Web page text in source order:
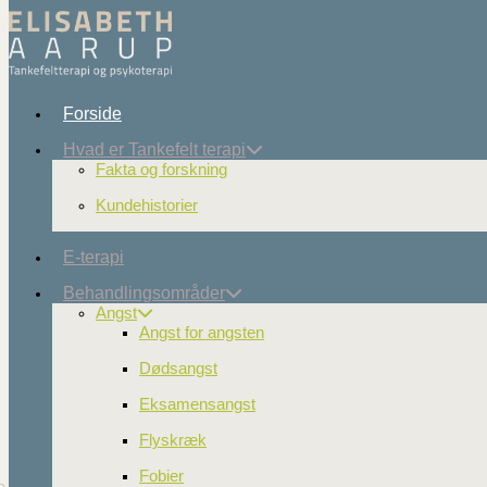
Skip to content
Forside
Hvad er Tankefelt terapi
Fakta og forskning
Kundehistorier
E-terapi
Behandlingsområder
Angst
Angst for angsten
Dødsangst
Eksamensangst
Flyskræk
Fobier
E-TERAPI​